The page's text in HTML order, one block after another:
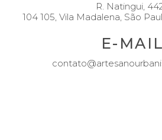
R. Natingui,
104 105, Vila Madalena, São
E-MAIL